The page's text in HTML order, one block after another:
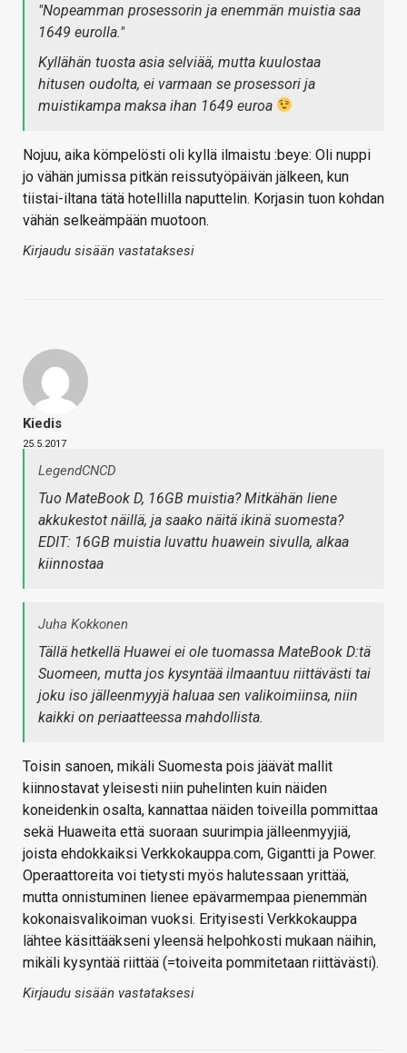
"Nopeamman prosessorin ja enemmän muistia saa
1649 eurolla."
Kyllähän tuosta asia selviää, mutta kuulostaa
hitusen oudolta, ei varmaan se prosessori ja
muistikampa maksa ihan 1649 euroa
Nojuu, aika kömpelösti oli kyllä ilmaistu :beye: Oli nuppi
jo vähän jumissa pitkän reissutyöpäivän jälkeen, kun
tiistai-iltana tätä hotellilla naputtelin. Korjasin tuon kohdan
vähän selkeämpään muotoon.
Kirjaudu sisään vastataksesi
Kiedis
25.5.2017
LegendCNCD
Tuo MateBook D, 16GB muistia? Mitkähän liene
akkukestot näillä, ja saako näitä ikinä suomesta?
EDIT: 16GB muistia luvattu huawein sivulla, alkaa
kiinnostaa
Juha Kokkonen
Tällä hetkellä Huawei ei ole tuomassa MateBook D:tä
Suomeen, mutta jos kysyntää ilmaantuu riittävästi tai
joku iso jälleenmyyjä haluaa sen valikoimiinsa, niin
kaikki on periaatteessa mahdollista.
Toisin sanoen, mikäli Suomesta pois jäävät mallit
kiinnostavat yleisesti niin puhelinten kuin näiden
koneidenkin osalta, kannattaa näiden toiveilla pommittaa
sekä Huaweita että suoraan suurimpia jälleenmyyjiä,
joista ehdokkaiksi Verkkokauppa.com, Gigantti ja Power.
Operaattoreita voi tietysti myös halutessaan yrittää,
mutta onnistuminen lienee epävarmempaa pienemmän
kokonaisvalikoiman vuoksi. Erityisesti Verkkokauppa
lähtee käsittääkseni yleensä helpohkosti mukaan näihin,
mikäli kysyntää riittää (=toiveita pommitetaan riittävästi).
Kirjaudu sisään vastataksesi